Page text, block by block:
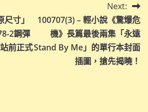
寸」
2鋼彈
前正式
Next:
100707(3) – 輕小說《驚爆危
機》長篇最後兩集「永遠
Stand By Me」的單行本封面
插圖，搶先揭曉！